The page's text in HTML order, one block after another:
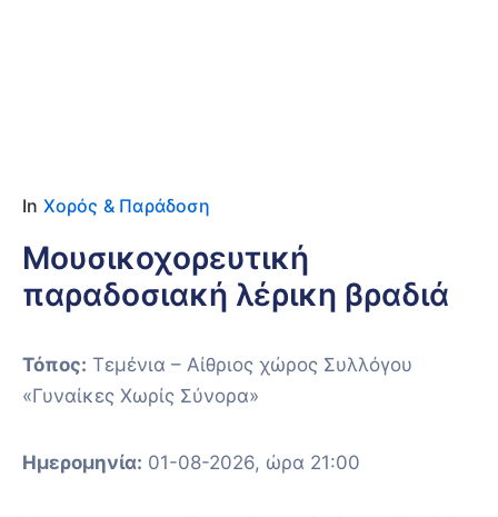
In Χορός & Παράδοση
Μουσικοχορευτική
παραδοσιακή λέρικη βραδιά
Τόπος: Τεμένια – Αίθριος χώρος Συλλόγου
«Γυναίκες Χωρίς Σύνορα»
Ημερομηνία: 01-08-2026, ώρα 21:00